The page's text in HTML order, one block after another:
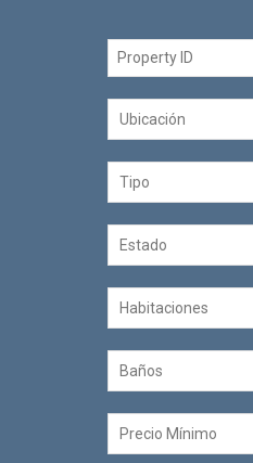
Ubicación
Tipo
Estado
Habitaciones
Baños
Precio Mínimo